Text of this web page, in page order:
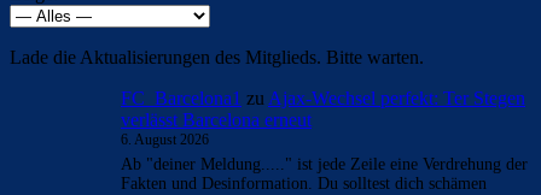
Lade die Aktualisierungen des Mitglieds. Bitte warten.
FC_Barcelona1 zu Ajax-Wechsel perfekt: Ter Stegen
verlässt Barcelona erneut
6. August 2026
Ab "deiner Meldung....." ist jede Zeile eine Verdrehung der
Fakten und Desinformation. Du solltest dich schämen